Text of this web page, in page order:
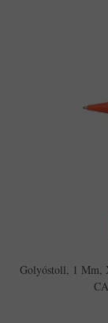
Golyóstoll, 1 Mm,